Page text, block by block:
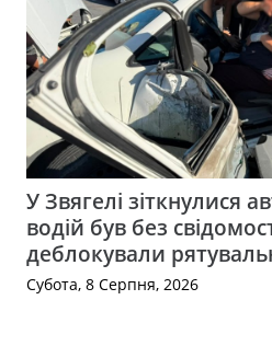
У Звягелі зіткнулися
водій був без
деблокували
Субота, 8 Серпня, 2026